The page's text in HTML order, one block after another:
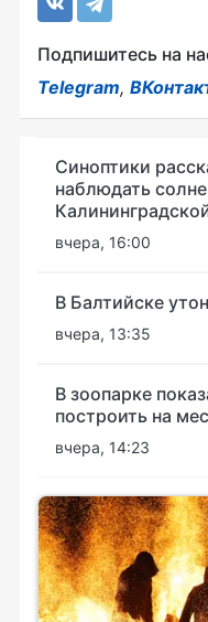
Подпишитесь на
Telegram,
Синоптики
наблюдать
вчера, 16:00
В Балтийске
вчера, 13:35
В зоопарке
построить на
вчера, 14:23